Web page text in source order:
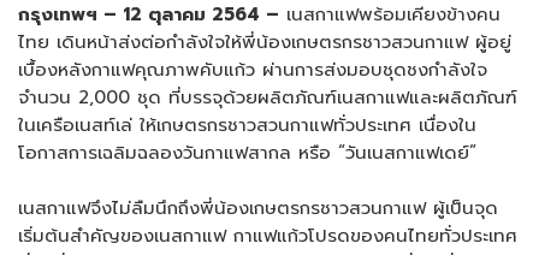
กรุงเทพฯ – 12 ตุลาคม 2564 – เนสกาแฟพร้อมเคียงข้างคน
ไทย เดินหน้าส่งต่อกำลังใจให้พี่น้องเกษตรกรชาวสวนกาแฟ ผู้อยู่
เบื้องหลังกาแฟคุณภาพคับแก้ว ผ่านการส่งมอบชุดชงกำลังใจ
จำนวน 2,000 ชุด ที่บรรจุด้วยผลิตภัณฑ์เนสกาแฟและผลิตภัณฑ์
ในเครือเนสท์เล่ ให้เกษตรกรชาวสวนกาแฟทั่วประเทศ เนื่องใน
โอกาสการเฉลิมฉลองวันกาแฟสากล หรือ “วันเนสกาแฟเดย์”
เนสกาแฟจึงไม่ลืมนึกถึงพี่น้องเกษตรกรชาวสวนกาแฟ ผู้เป็นจุด
เริ่มต้นสำคัญของเนสกาแฟ กาแฟแก้วโปรดของคนไทยทั่วประเทศ